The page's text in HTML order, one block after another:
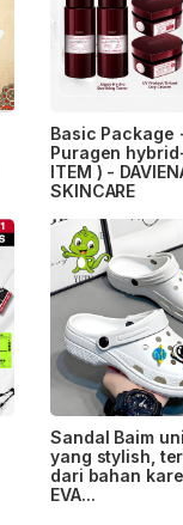
Basic Package
Puragen
ITEM ) -
SKINCARE
Sandal Baim
yang stylish,
dari bahan
EVA...